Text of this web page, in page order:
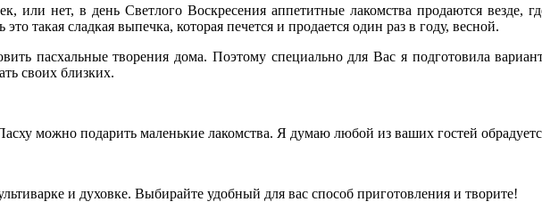
или нет, в день Светлого Воскресения аппетитные лакомства продаются везде,
такая сладкая выпечка, которая печется и продается один раз в году, весной.
пасхальные творения дома. Поэтому специально для Вас я подготовила
своих близких.
можно подарить маленькие лакомства. Я думаю любой из ваших гостей
и духовке. Выбирайте удобный для вас способ приготовления и творите!